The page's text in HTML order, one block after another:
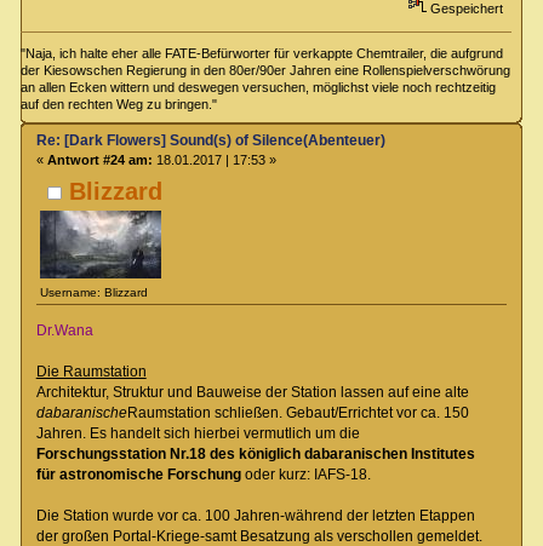
Gespeichert
"Naja, ich halte eher alle FATE-Befürworter für verkappte Chemtrailer, die aufgrund
der Kiesowschen Regierung in den 80er/90er Jahren eine Rollenspielverschwörung
an allen Ecken wittern und deswegen versuchen, möglichst viele noch rechtzeitig
auf den rechten Weg zu bringen."
Blizzard
Username: Blizzard
Re: [Dark Flowers] Sound(s) of Silence(Abenteuer)
« Antwort #24 am: 18.01.2017 | 17:53 »
Dr.Wana
Die Raumstation
Architektur, Struktur und Bauweise der Station lassen auf eine alte
dabaranischeRaumstation schließen. Gebaut/Errichtet vor ca. 150
Jahren. Es handelt sich hierbei vermutlich um die
Forschungsstation Nr.18 des königlich dabaranischen Institutes
für astronomische Forschungoder kurz: IAFS-18.
Die Station wurde vor ca. 100 Jahren-während der letzten Etappen
der großen Portal-Kriege-samt Besatzung als verschollen gemeldet.